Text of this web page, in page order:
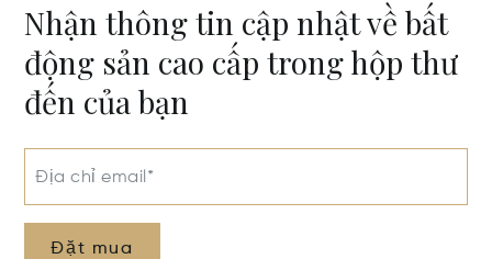
Nhận thông tin cập nhật về bất
động sản cao cấp trong hộp thư
đến của bạn
Địa chỉ email*
Đặt mua